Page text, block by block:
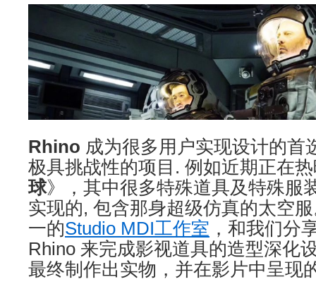
Rhino 成为很多用户实现设计的首
极具挑战性的项目. 例如近期正在
球》，其中很多特殊道具及特殊服
实现的, 包含那身超级仿真的太空
一的Studio MDI工作室 ，和我们分
Rhino 来完成影视道具的造型深化
最终制作出实物，并在影片中呈现